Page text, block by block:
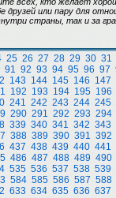
или пару для
страны, так и за
25 26 27 28 29 30 31
91 92 93 94 95 96 97
143 144 145 146 147
192 193 194 195 196
241 242 243 244 245
290 291 292 293 294
339 340 341 342 343
388 389 390 391 392
437 438 439 440 441
486 487 488 489 490
535 536 537 538 539
584 585 586 587 588
633 634 635 636 637